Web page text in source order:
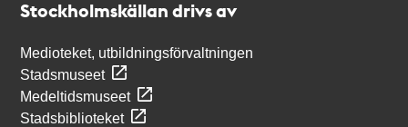
Stockholmskällan drivs av
Medioteket, utbildningsförvaltningen
Stadsmuseet
Medeltidsmuseet
Stadsbiblioteket